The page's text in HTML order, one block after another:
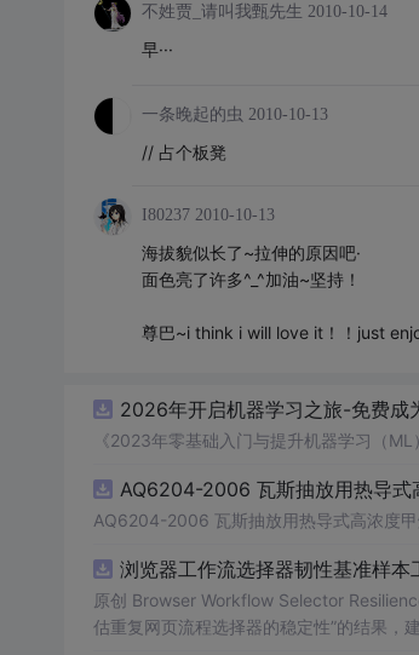
不姓贾_请叫我甄先生 2010-10-14
早···
一条晚起的虫 2010-10-13
// 占个板凳
I80237 2010-10-13
海拔貌似长了~拉伸的原因吧·
面色亮了许多^_^加油~坚持！
尊巴~i think i will love it！！ just
2026年开启机器学习之旅-免费成
《2023年零基础入门与提升机器学习（
AQ6204-2006 瓦斯抽放用热导
AQ6204-2006 瓦斯抽放用热导式高浓度
浏览器工作流选择器韧性基准样
原创 Browser Workflow Selector
估重复网页流程选择器的稳定性”的结果